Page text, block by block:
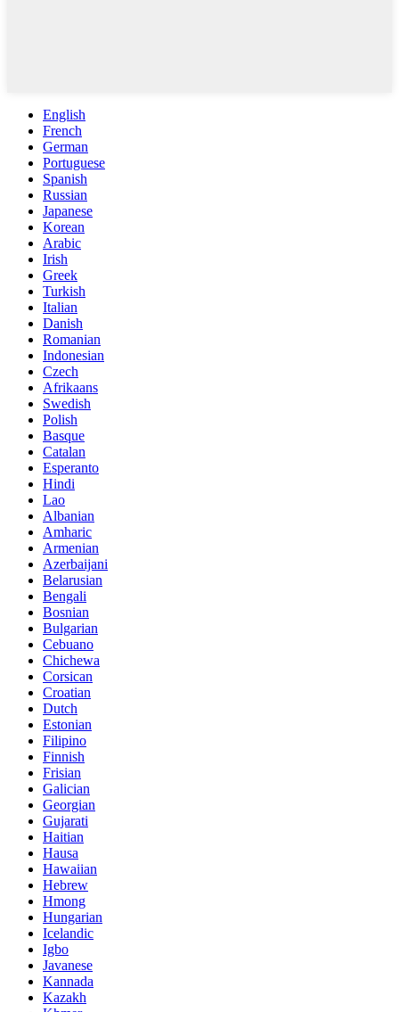
English
French
German
Portuguese
Spanish
Russian
Japanese
Korean
Arabic
Irish
Greek
Turkish
Italian
Danish
Romanian
Indonesian
Czech
Afrikaans
Swedish
Polish
Basque
Catalan
Esperanto
Hindi
Lao
Albanian
Amharic
Armenian
Azerbaijani
Belarusian
Bengali
Bosnian
Bulgarian
Cebuano
Chichewa
Corsican
Croatian
Dutch
Estonian
Filipino
Finnish
Frisian
Galician
Georgian
Gujarati
Haitian
Hausa
Hawaiian
Hebrew
Hmong
Hungarian
Icelandic
Igbo
Javanese
Kannada
Kazakh